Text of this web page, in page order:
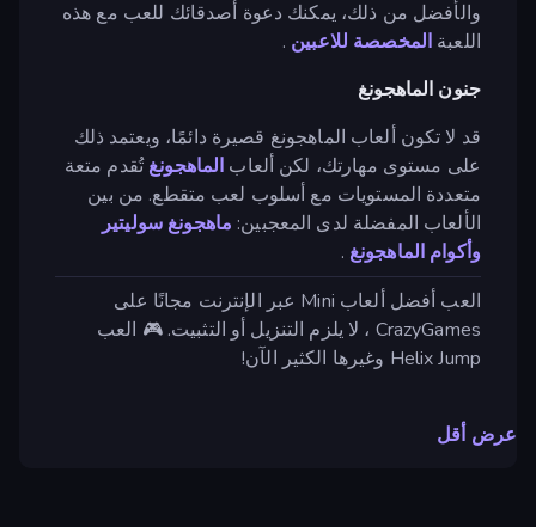
والأفضل من ذلك، يمكنك دعوة أصدقائك للعب مع هذه
اللعبة المخصصة للاعبين .
جنون الماهجونغ
قد لا تكون ألعاب الماهجونغ قصيرة دائمًا، ويعتمد ذلك
على مستوى مهارتك، لكن ألعاب الماهجونغتُقدم متعة
متعددة المستويات مع أسلوب لعب متقطع. من بين
الألعاب المفضلة لدى المعجبين: ماهجونغ سوليتير
وأكوام الماهجونغ .
العب أفضل ألعاب Mini عبر الإنترنت مجانًا على
CrazyGames ، لا يلزم التنزيل أو التثبيت. 🎮 العب
Helix Jump وغيرها الكثير الآن!
عرض أقل